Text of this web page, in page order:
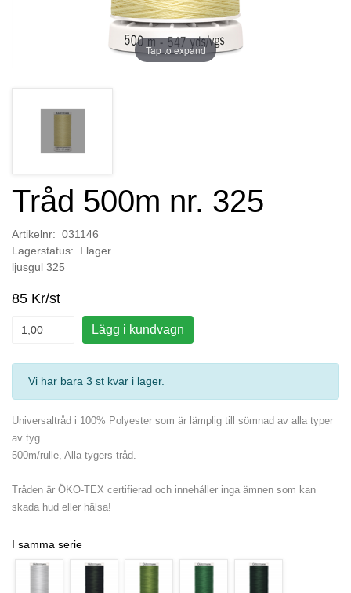
Tap to expand
Tråd 500m nr. 325
Artikelnr: 031146
Lagerstatus: I lager
ljusgul 325
85 Kr/st
Lägg i kundvagn
Vi har bara 3 st kvar i lager.
Universaltråd i 100% Polyester som är lämplig till sömnad av alla typer
av tyg.
500m/rulle, Alla tygers tråd.
Tråden är ÖKO-TEX certifierad och innehåller inga ämnen som kan
skada hud eller hälsa!
I samma serie